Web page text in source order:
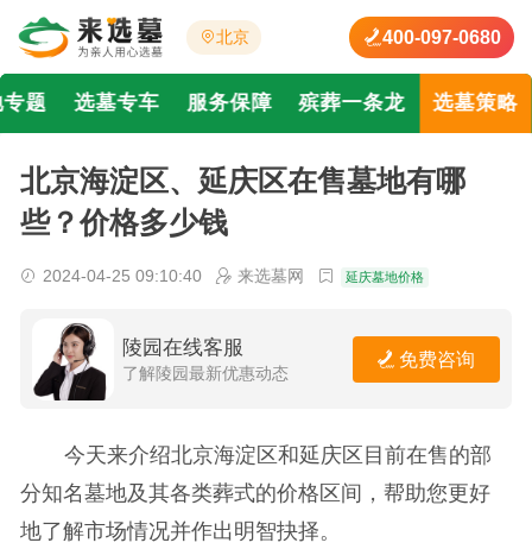
北京 400-097-0680
题 选墓专车 服务保障 殡葬一条龙 选墓策略
北京海淀区、延庆区在售墓地有哪
些？价格多少钱
2024-04-25 09:10:40 来选墓网 延庆墓地价格
陵园在线客服
了解陵园最新优惠动态
免费咨询
今天来介绍北京海淀区和延庆区目前在售的部
分知名墓地及其各类葬式的价格区间，帮助您更好
地了解市场情况并作出明智抉择。